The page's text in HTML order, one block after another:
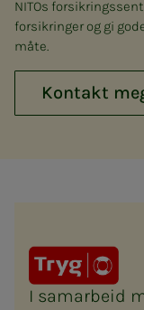
NITOs
forsikringer og gi
måte.
Kontakt
I samarbeid